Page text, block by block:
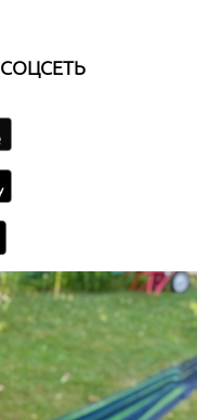
СОЦСЕТЬ